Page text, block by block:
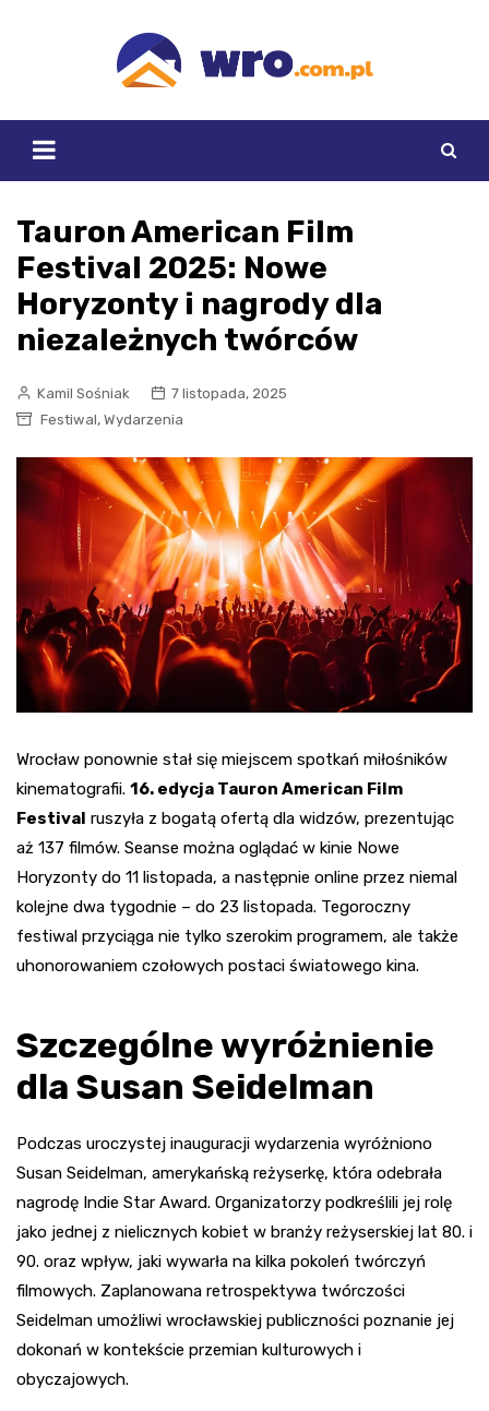
Tauron American Film
Festival 2025: Nowe
Horyzonty i nagrody dla
niezależnych twórców
Kamil Sośniak
7 listopada, 2025
Festiwal, Wydarzenia
Wrocław ponownie stał się miejscem spotkań miłośników
kinematografii. 16. edycja Tauron American Film
Festival ruszyła z bogatą ofertą dla widzów, prezentując
aż 137 filmów. Seanse można oglądać w kinie Nowe
Horyzonty do 11 listopada, a następnie online przez niemal
kolejne dwa tygodnie – do 23 listopada. Tegoroczny
festiwal przyciąga nie tylko szerokim programem, ale także
uhonorowaniem czołowych postaci światowego kina.
Szczególne wyróżnienie
dla Susan Seidelman
Podczas uroczystej inauguracji wydarzenia wyróżniono
Susan Seidelman, amerykańską reżyserkę, która odebrała
nagrodę Indie Star Award. Organizatorzy podkreślili jej rolę
jako jednej z nielicznych kobiet w branży reżyserskiej lat 80. i
90. oraz wpływ, jaki wywarła na kilka pokoleń twórczyń
filmowych. Zaplanowana retrospektywa twórczości
Seidelman umożliwi wrocławskiej publiczności poznanie jej
dokonań w kontekście przemian kulturowych i
obyczajowych.